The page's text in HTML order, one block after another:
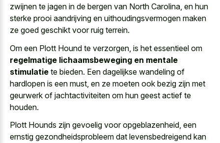
zwijnen te jagen in de bergen van North Carolina, en hun
sterke prooi aandrijving en uithoudingsvermogen maken
ze goed geschikt voor ruig terrein.
Om een Plott Hound te verzorgen, is het essentieel om
regelmatige lichaamsbeweging en mentale
stimulatie te bieden. Een dagelijkse wandeling of
hardlopen is een must, en ze moeten ook bezig zijn met
geurwerk of jachtactiviteiten om hun geest actief te
houden.
Plott Hounds zijn gevoelig voor opgeblazenheid, een
ernstig gezondheidsprobleem dat levensbedreigend kan